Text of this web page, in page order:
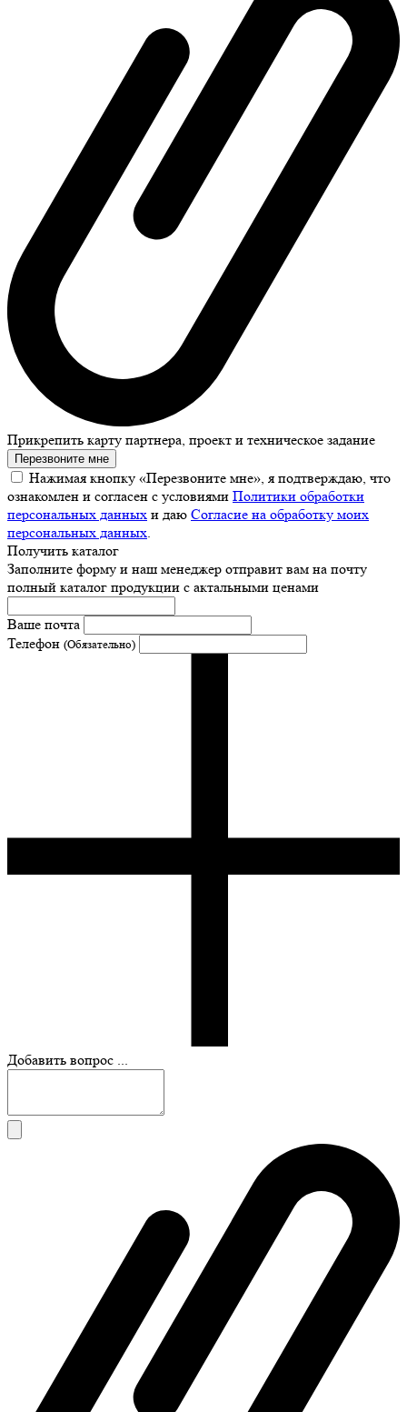
Прикрепить карту партнера, проект и техническое задание
Перезвоните мне
Нажимая кнопку «Перезвоните мне», я подтверждаю, что
ознакомлен и согласен с условиями Политики обработки
персональных данных и даю Согласие на обработку моих
персональных данных
Получить каталог
Заполните форму и наш менеджер отправит вам на почту
полный каталог продукции с актальными ценами
Ваше почта
Телефон (Обязательно)
Добавить вопрос ...